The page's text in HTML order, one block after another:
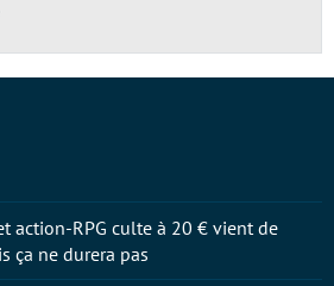
action-RPG culte à 20 € vient de
ça ne durera pas